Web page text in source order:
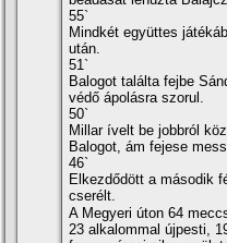
55`
Mindkét együttes
után.
51`
Balogot találta fejbe
védő ápolásra szorul.
50`
Millar í­velt be jobbról
Balogot, ám fejese
46`
Elkezdődött a második
cserélt.
A Megyeri úton 64
23 alkalommal újpesti,